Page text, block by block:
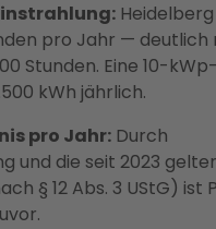
Heidelberg
pro Jahr — deutlich
Stunden. Eine 10-
kWh jährlich.
pro Jahr: Durch
und die seit 2023
§ 12 Abs. 3 UStG) ist